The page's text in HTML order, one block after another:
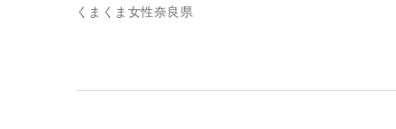
くまくま 女性奈良県